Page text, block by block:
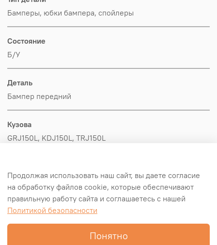
Бамперы, юбки бампера, спойлеры
Состояние
Б/У
Деталь
Бампер передний
Кузова
GRJ150L, KDJ150L, TRJ150L
Toyota
Оригинал/Аналог
Продолжая использовать наш сайт, вы даете согласие
на обработку файлов cookie, которые обеспечивают
правильную работу сайта и соглашаетесь с нашей
Политикой безопасности
Понятно